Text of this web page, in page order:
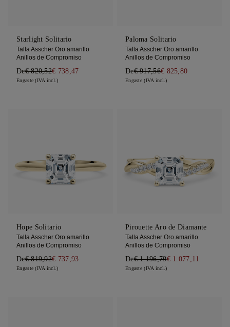
Starlight Solitario
Talla Asscher Oro amarillo
Anillos de Compromiso
De€ 820,52€ 738,47
Engaste (IVA incl.)
Paloma Solitario
Talla Asscher Oro amarillo
Anillos de Compromiso
De€ 917,56€ 825,80
Engaste (IVA incl.)
Hope Solitario
Talla Asscher Oro amarillo
Anillos de Compromiso
De€ 819,92€ 737,93
Engaste (IVA incl.)
Pirouette Aro de Diamante
Talla Asscher Oro amarillo
Anillos de Compromiso
De€ 1.196,79€ 1.077,11
Engaste (IVA incl.)